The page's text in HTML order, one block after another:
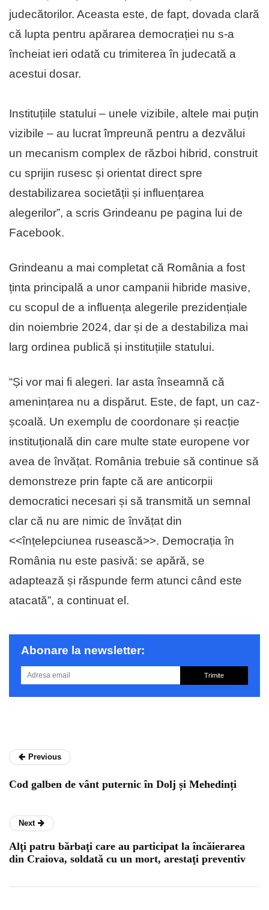
judecătorilor. Aceasta este, de fapt, dovada clară
că lupta pentru apărarea democrației nu s-a
încheiat ieri odată cu trimiterea în judecată a
acestui dosar.
Instituțiile statului – unele vizibile, altele mai puțin
vizibile – au lucrat împreună pentru a dezvălui
un mecanism complex de război hibrid, construit
cu sprijin rusesc și orientat direct spre
destabilizarea societății și influențarea
alegerilor”, a scris Grindeanu pe pagina lui de
Facebook.
Grindeanu a mai completat că România a fost
ținta principală a unor campanii hibride masive,
cu scopul de a influența alegerile prezidențiale
din noiembrie 2024, dar și de a destabiliza mai
larg ordinea publică și instituțiile statului.
“Și vor mai fi alegeri. Iar asta înseamnă că
amenințarea nu a dispărut. Este, de fapt, un caz-
școală. Un exemplu de coordonare și reacție
instituțională din care multe state europene vor
avea de învățat. România trebuie să continue să
demonstreze prin fapte că are anticorpii
democratici necesari și să transmită un semnal
clar că nu are nimic de învățat din
<<înțelepciunea rusească>>. Democrația în
România nu este pasivă: se apără, se
adaptează și răspunde ferm atunci când este
atacată”, a continuat el.
Abonare la newsletter:
Trimite
Previous
Cod galben de vânt puternic în Dolj și Mehedinți
Next
Alţi patru bărbaţi care au participat la încăierarea
din Craiova, soldată cu un mort, arestaţi preventiv